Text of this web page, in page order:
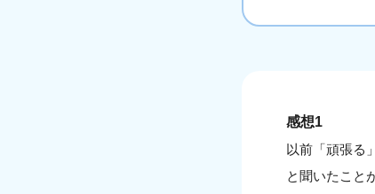
感想1
以前「頑張る
と聞いたこと